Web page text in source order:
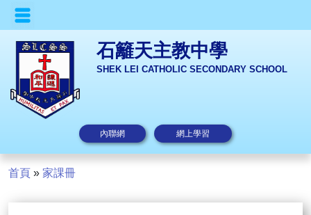
石籬天主教中學
SHEK LEI CATHOLIC SECONDARY SCHOOL
內聯網 網上學習
首頁 » 家課冊